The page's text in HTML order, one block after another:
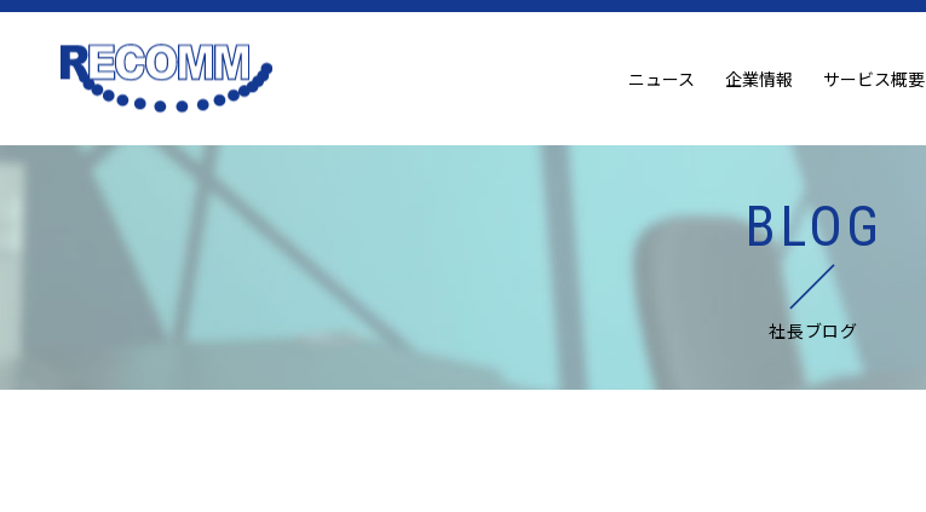
ニュース 企業情報 サービス概要
BLOG
社長ブログ